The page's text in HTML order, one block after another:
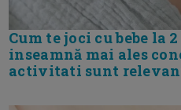
Cum te joci cu bebe la
inseamnă mai ales
activitati sunt